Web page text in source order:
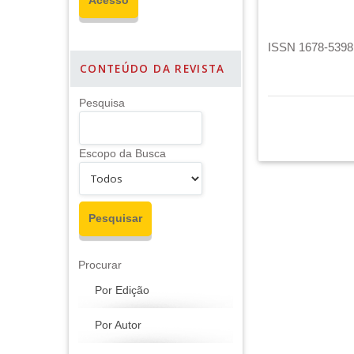
CONTEÚDO DA REVISTA
Pesquisa
Escopo da Busca
Procurar
Por Edição
Por Autor
ISSN 1678-